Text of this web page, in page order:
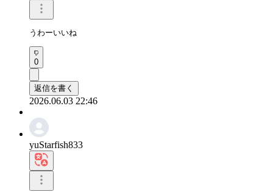
うわーいいね
0
返信を書く
2026.06.03 22:46
yuStarfish833